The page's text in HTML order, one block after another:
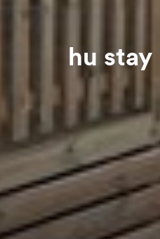
hu stay